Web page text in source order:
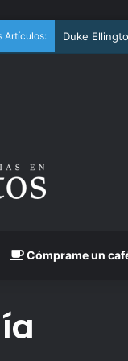
Artículos: Arthur Ashe
Cómprame un